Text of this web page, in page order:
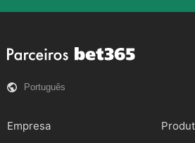
Português
Empresa